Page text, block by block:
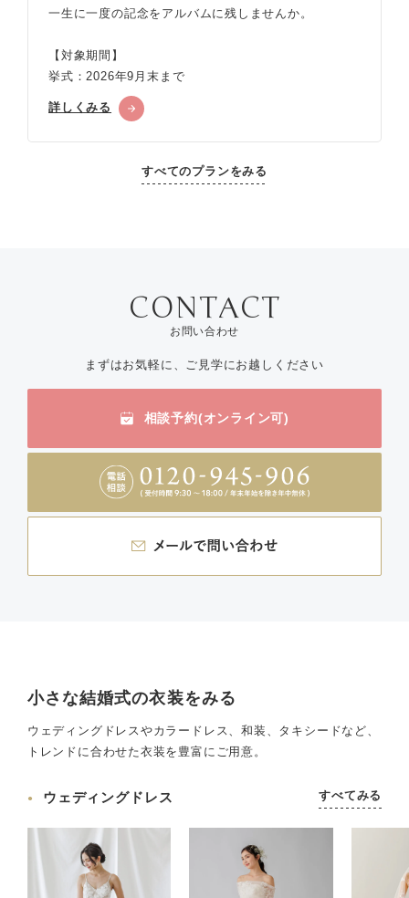
一生に一度の記念をアルバムに残しませんか。
【対象期間】
挙式：2026年9月末まで
詳しくみる
すべてのプランをみる
お問い合わせ
まずはお気軽に、ご見学にお越しください
相談予約(オンライン可)
小さな結婚式の衣装をみる
ウェディングドレスやカラードレス、和装、タキシードなど、
トレンドに合わせた衣装を豊富にご用意。
ウェディングドレス すべてみる